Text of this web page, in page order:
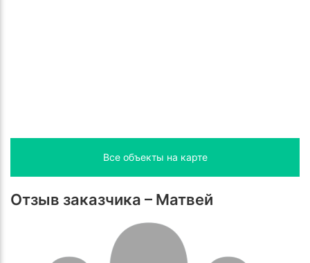
Все объекты на карте
Отзыв заказчика – Матвей